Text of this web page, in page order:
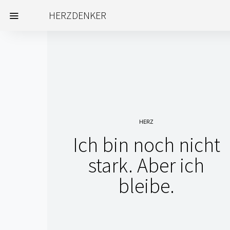
HERZDENKER
HERZ
Ich bin noch nicht
stark. Aber ich
bleibe.